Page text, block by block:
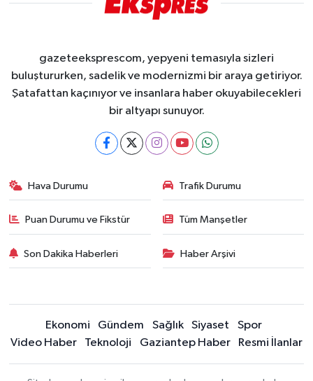
gazeteeksprescom, yepyeni temasıyla sizleri
buluştururken, sadelik ve modernizmi bir araya getiriyor.
Şatafattan kaçınıyor ve insanlara haber okuyabilecekleri
bir altyapı sunuyor.
Hava Durumu Trafik Durumu
Puan Durumu ve Fikstür Tüm Manşetler
Son Dakika Haberleri Haber Arşivi
Ekonomi Gündem Sağlık Siyaset
Spor
Video Haber
Teknoloji Gaziantep Haber Resmi İlanlar